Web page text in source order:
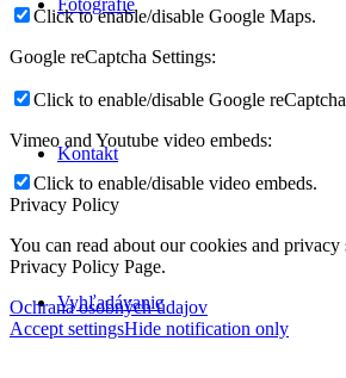
Fotografie
Kontakt
Vyhľadávanie
Click to enable/disable Google Maps.
Google reCaptcha Settings:
Click to enable/disable Google
Vimeo and Youtube video embeds:
Click to enable/disable video embeds.
Privacy Policy
You can read about our cookies and
Privacy Policy Page.
Ochrana osobných údajov
Accept settingsHide notification only